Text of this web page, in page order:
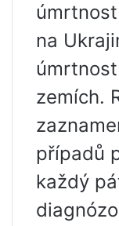
na
zemích.
případů
každý